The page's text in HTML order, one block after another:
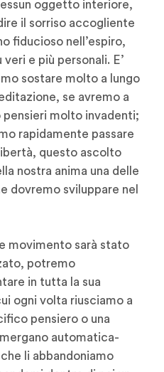
oggetto interiore,
il sorriso accogliente
fiducioso nell’espiro,
e più personali. E’
sostare molto a lungo
se avremo a
molto invadenti;
rapidamente passare
questo ascolto
nostra anima una delle
dovremo sviluppare nel
movimento sarà stato
potremo
in tutta la sua
ogni volta riusciamo a
pensiero o una
automatica-
li abbandoniamo